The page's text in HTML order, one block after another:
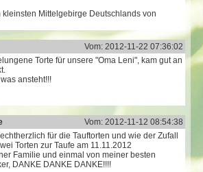
Mittelgebirge Deutschlands von
Vom: 2012-11-22 07:36:02
Torte für unsere "Oma Leni", kam gut an
ansteht!!!
Vom: 2012-11-12 08:54:38
für die Tauftorten und wie der Zufall
Torten zur Taufe am 11.11.2012
Familie und einmal von meiner besten
DANKE DANKE DANKE!!!!